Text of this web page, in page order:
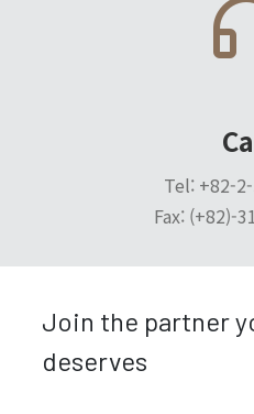
Tel: +82-
Fax: (+82)-
Join the partner
deserves